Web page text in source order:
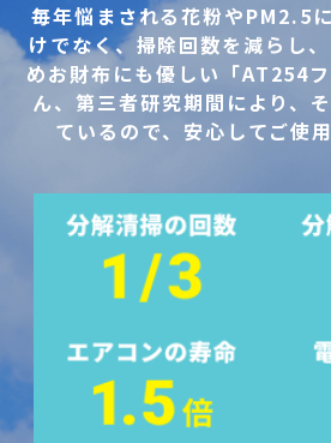
毎年悩まされる花粉やPM2.5
けでなく、掃除回数を減らし、
めお財布にも優しい「AT254フ
ん、第三者研究期間により、
ているので、安心してご使